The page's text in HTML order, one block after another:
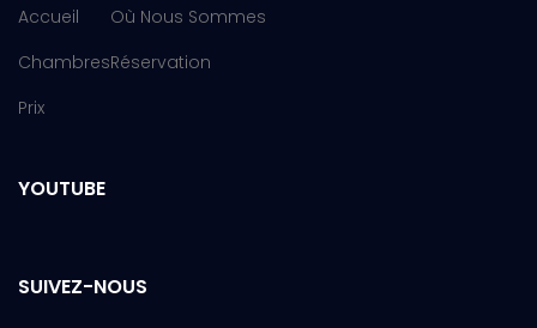
Accueil
Chambres
Prix
Où Nous Sommes
Réservation
YOUTUBE
SUIVEZ-NOUS